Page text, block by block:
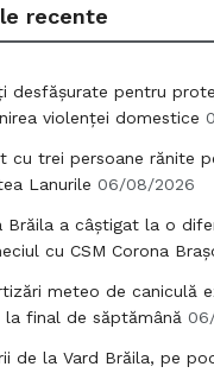
recente
desfășurate pentru
violenței domestice
cu trei persoane rănite
Lanurile 06/08/2026
Brăila a câștigat la o
cu CSM Corona
meteo de caniculă
la final de săptămână
de la Vard Brăila, pe